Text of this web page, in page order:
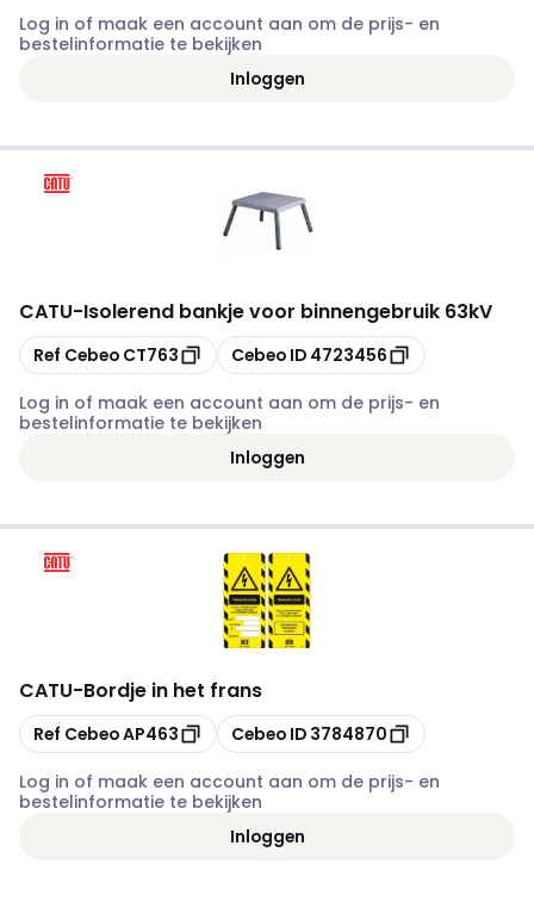
Log in of maak een account aan om de prijs- en
bestelinformatie te bekijken
Inloggen
CATU-Isolerend bankje voor binnengebruik 63kV
Kopiëren
Ref Cebeo CT763 Kopiëren
Cebeo ID 4723456
Log in of maak een account aan om de prijs- en
bestelinformatie te bekijken
Inloggen
CATU-Bordje in het frans
Kopiëren
Ref CebeoAP463 Kopiëren
Cebeo ID 3784870
Log in of maak een account aan om de prijs- en
bestelinformatie te bekijken
Inloggen